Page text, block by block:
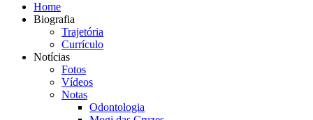
Home
Biografia
Trajetória
Currículo
Notícias
Fotos
Vídeos
Notas
Odontologia